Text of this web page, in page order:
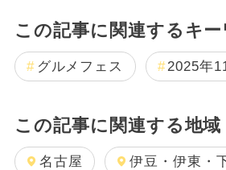
この記事に関連するキー
グルメフェス 2025年
この記事に関連する地域
名古屋 伊豆・伊東・